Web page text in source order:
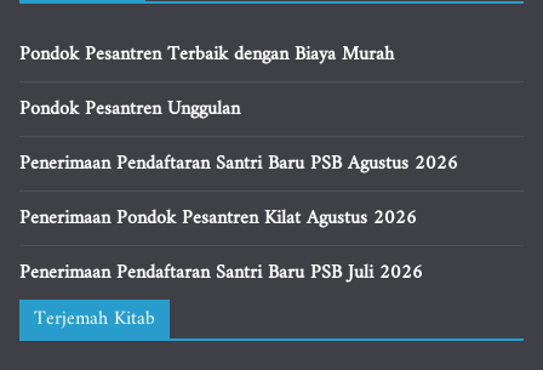
Pondok Pesantren Terbaik dengan Biaya Murah
Pondok Pesantren Unggulan
Penerimaan Pendaftaran Santri Baru PSB Agustus 2026
Penerimaan Pondok Pesantren Kilat Agustus 2026
Penerimaan Pendaftaran Santri Baru PSB Juli 2026
Terjemah Kitab